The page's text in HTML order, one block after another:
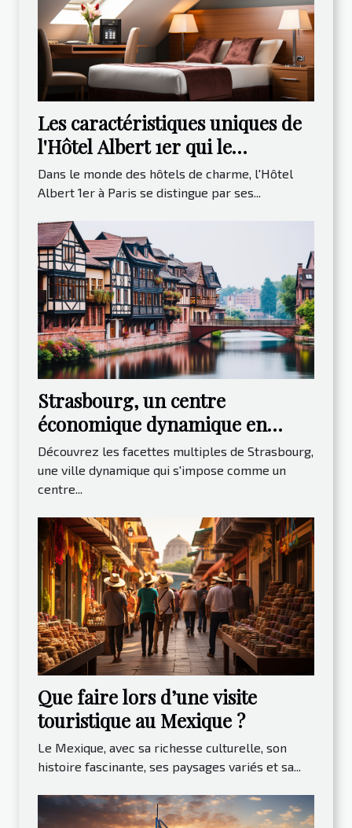
Les caractéristiques uniques de
l'Hôtel Albert 1er qui le
distinguent
Dans le monde des hôtels de charme, l'Hôtel
Albert 1er à Paris se distingue par ses...
Strasbourg, un centre
économique dynamique en
Europe
Découvrez les facettes multiples de Strasbourg,
une ville dynamique qui s'impose comme un
centre...
Que faire lors d’une visite
touristique au Mexique ?
Le Mexique, avec sa richesse culturelle, son
histoire fascinante, ses paysages variés et sa...